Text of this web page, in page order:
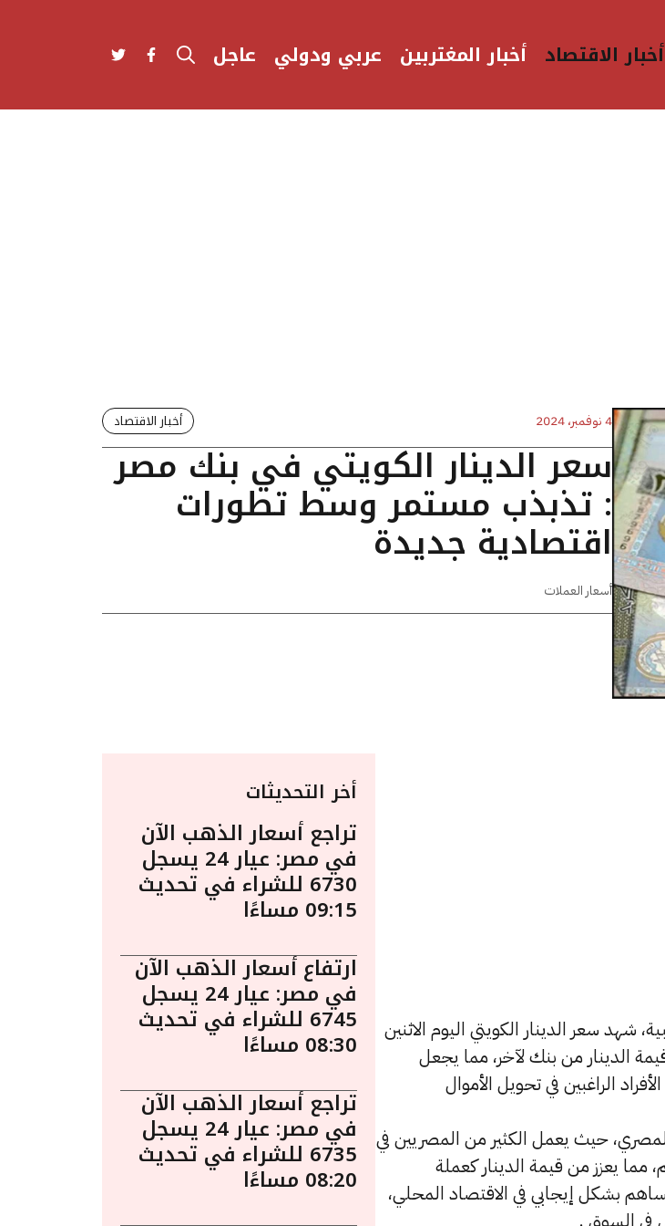
أخبار الاقتصاد أخبار المغتربين عربي ودولي عاجل
4 نوفمبر، 2024 أخبار الاقتصاد
سعر الدينار الكويتي في بنك مصر
: تذبذب مستمر وسط تطورات
اقتصادية جديدة
أسعار العملات
شهد سعر الدينار الكويتي اليوم الاثنين
قيمة الدينار من بنك لآخر، مما يجعل
الراغبين في تحويل الأموال​
المصري، حيث يعمل الكثير من المصريين في
مما يعزز من قيمة الدينار كعملة
بشكل إيجابي في الاقتصاد المحلي،
أخر التحديثات
تراجع أسعار الذهب الآن
في مصر: عيار 24 يسجل
6730 للشراء في تحديث
09:15 مساءًا
ارتفاع أسعار الذهب الآن
في مصر: عيار 24 يسجل
6745 للشراء في تحديث
08:30 مساءًا
تراجع أسعار الذهب الآن
في مصر: عيار 24 يسجل
6735 للشراء في تحديث
08:20 مساءًا